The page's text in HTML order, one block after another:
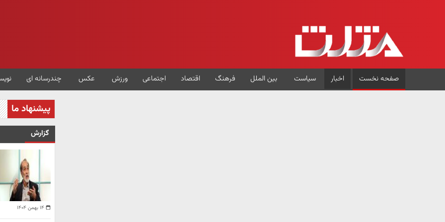
صفحه نخست اخبار سیاست بین الملل فرهنگ اقتصاد اجتماعی ورزش عکس چندرسانه ای
پیشنهاد ما
گزارش
۱۴ بهمن ۱۴۰۴